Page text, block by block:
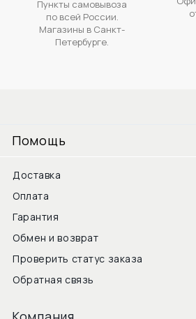
Пункты самовывоза
по всей России.
Магазины в Санкт-
Петербурге.
Помощь
Доставка
Оплата
Гарантия
Обмен и возврат
Проверить статус заказа
Обратная связь